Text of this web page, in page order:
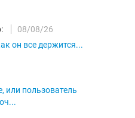
08/08/26
он все держится...
или пользователь